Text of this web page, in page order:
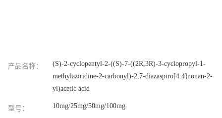
产品名称：
(S)-2-cyclopentyl-2-((S)-7-((2R,3R)-3-cyclopropyl-1-
methylaziridine-2-carbonyl)-2,7-diazaspiro[4.4]nonan-2-
yl)acetic acid
型号： 10mg/25mg/50mg/100mg